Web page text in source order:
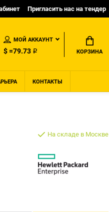
Пригласить нас на тендер
МОЙ АККАУНТ
$ =79.73 ₽ КОРЗИНА
КОНТАКТЫ
На складе в Москве